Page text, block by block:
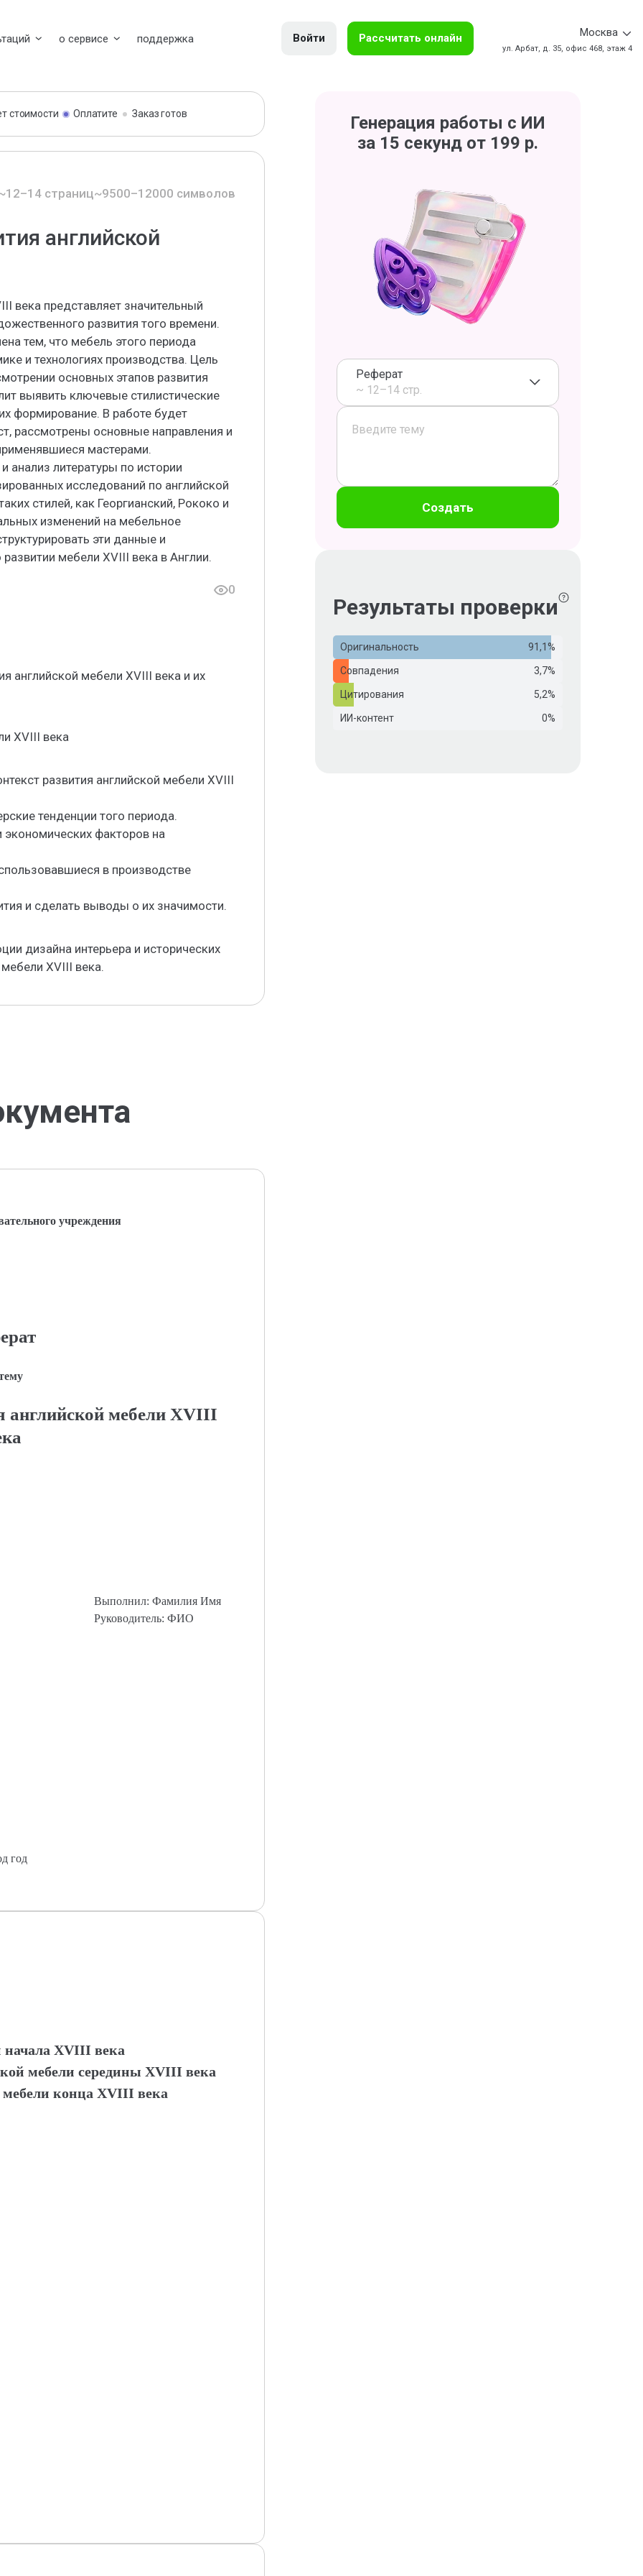
о сервисе поддержка Войти Рассчитать онлайн Москва
ул. Арбат, д. 35, офис 468, этаж 4
стоимости Оплатите Заказ готов
страниц~9500–12000 символов
английской
века представляет значительный
развития того времени.
тем, что мебель этого периода
и технологиях производства. Цель
основных этапов развития
выявить ключевые стилистические
формирование. В работе будет
рассмотрены основные направления и
мастерами.
анализ литературы по истории
исследований по английской
стилей, как Георгианский, Рококо и
изменений на мебельное
эти данные и
мебели XVIII века в Англии.
0
английской мебели XVIII века и их
XVIII века
развития английской мебели XVIII
тенденции того периода.
факторов на
в производстве
и сделать выводы о их значимости.
дизайна интерьера и исторических
XVIII века.
учреждения
английской мебели XVIII
Выполнил: Фамилия Имя
Руководитель: ФИО
год
начала XVIII века
мебели середины XVIII века
конца XVIII века
Генерация работы с ИИ
за 15 секунд от 199 р.
Реферат
~ 12–14 стр.
Создать
Результаты проверки
Оригинальность 91,1%
Совпадения 3,7%
Цитирования 5,2%
ИИ-контент 0%